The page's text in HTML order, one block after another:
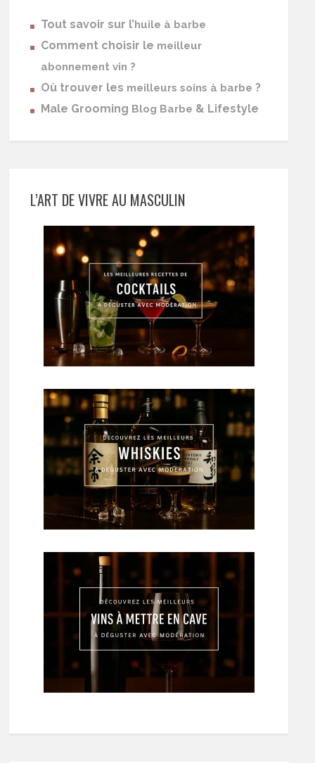
Tout savoir sur l’huile à barbe
Comment choisir le meilleur
abonnement vin ?
Où trouver les meilleurs soins à barbe ?
Male Grooming Blog Barbe & Lifestyle
L’ART DE VIVRE AU MASCULIN